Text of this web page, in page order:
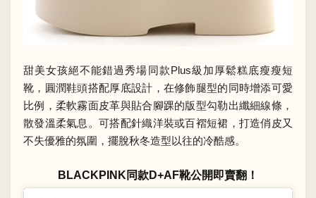
甜美女孩絕不能錯過秀場同款Plus級加厚鬆糕底瘦瘦短
靴，圓潤鞋頭搭配厚底設計，在修飾腿型的同時增添可愛
比例，柔軟霧面皮革與貼合腳踝的版型勾勒出纖細線條，
散發溫柔氣息。可搭配針織洋裝或百褶短裙，打造俏皮又
不失優雅的氛圍，擺脫秋冬造型以往的冷酷感。
BLACKPINK同款D+AF靴公開即賣翻！